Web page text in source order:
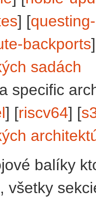
] [
backports
sadách
specific
] [riscv64] [
balíky
, všetky